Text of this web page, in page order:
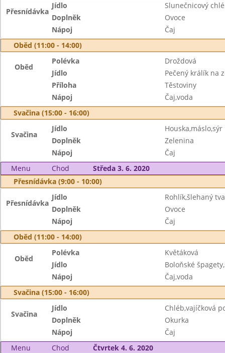
Přesnídávka
Jídlo
Slunečnicový
Doplněk
Ovoce
Nápoj
Čaj
Oběd (11:00 - 14:00)
Oběd
Polévka
Droždová
Jídlo
Pečený králík na
Příloha
Těstoviny
Nápoj
Čaj,voda
Svačina (15:00 - 16:00)
Svačina
Jídlo
Houska,máslo,sýr
Doplněk
Zelenina
Nápoj
Čaj
Menu
Chod
Středa 3. 6. 2020
Přesnídávka (9:00 - 10:00)
Přesnídávka
Jídlo
Rohlík,šlehaný
Doplněk
Ovoce
Nápoj
Čaj
Oběd (11:00 - 14:00)
Oběd
Polévka
Květáková
Jídlo
Boloňské
Nápoj
Čaj,voda
Svačina (15:00 - 16:00)
Svačina
Jídlo
Chléb,vajíčková
Doplněk
Okurka
Nápoj
Čaj
Menu
Chod
Čtvrtek 4. 6. 2020